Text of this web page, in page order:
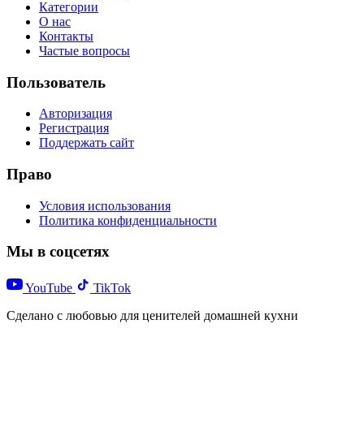
Категории
О нас
Контакты
Частые вопросы
Пользователь
Авторизация
Регистрация
Поддержать сайт
Право
Условия использования
Политика конфиденциальности
Мы в соцсетях
YouTube
TikTok
Сделано с любовью для ценителей домашней кухни